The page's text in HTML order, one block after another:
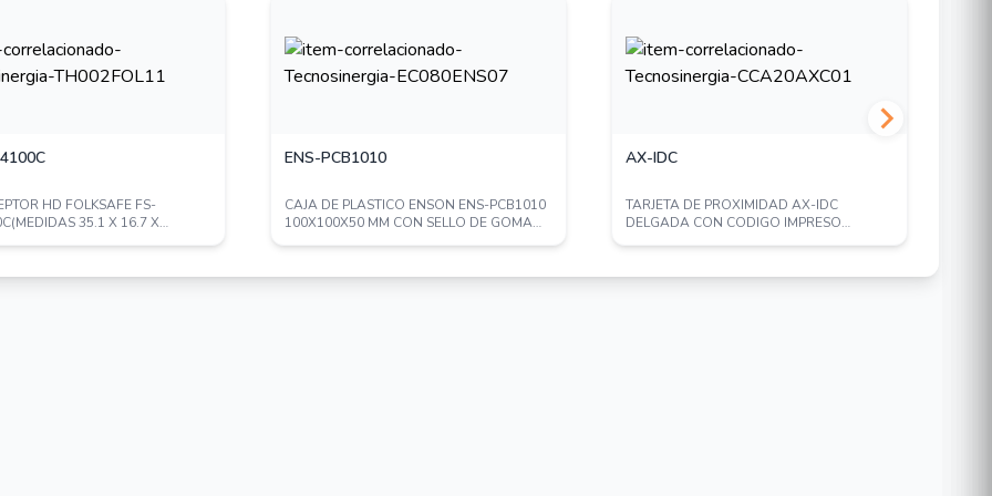
HD FOLKSAFE FS-
35.1 X 16.7 X
ENS-PCB1010
CAJA DE PLASTICO ENSON ENS-PCB1010
100X100X50 MM CON SELLO DE GOMA
AX-IDC
TARJETA DE PROXIMIDAD AX-IDC
DELGADA CON CODIGO IMPRESO